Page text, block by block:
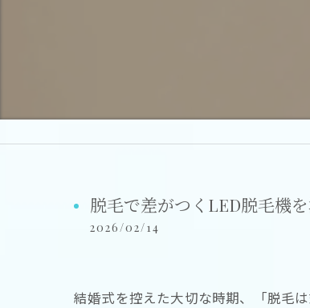
脱毛で差がつくLED脱毛機
2026/02/14
結婚式を控えた大切な時期、「脱毛